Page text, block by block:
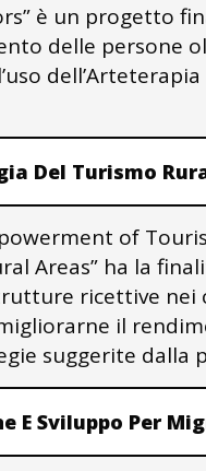
è un progetto
delle persone
dell’Arteterapia
Del Turismo
of
Areas” ha la
ricettive nei
il
suggerite dalla
E Sviluppo Per